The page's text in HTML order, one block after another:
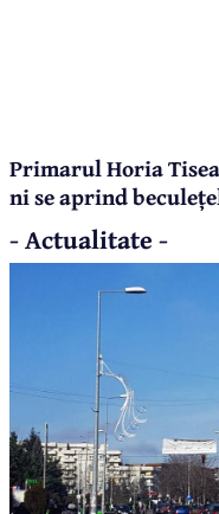
Primarul Horia
ni se aprind
- Actualitate -